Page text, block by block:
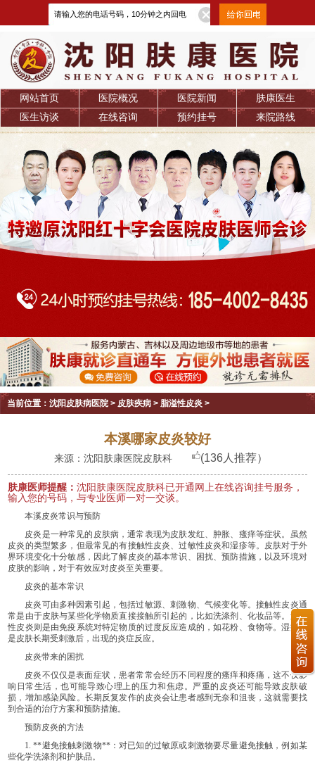
网站首页 医院概况 医院新闻
肤康医生
医生访谈
在线咨询 预约挂号 来院路线
当前位置： 沈阳皮肤病医院> 皮肤疾病> 脂溢性皮炎>
本溪哪家皮炎较好
来源：沈阳肤康医院皮肤科 (136人推荐）
肤康医师提醒：沈阳肤康医院皮肤科已开通网上在线咨询挂号服务，
输入您的号码，与专业医师一对一交谈。
本溪皮炎常识与预防
皮炎是一种常见的皮肤病，通常表现为皮肤发红、肿胀、瘙痒等症状。虽然
皮炎的类型繁多，但最常见的有接触性皮炎、过敏性皮炎和湿疹等。皮肤对于外
界环境变化十分敏感，因此了解皮炎的基本常识、困扰、预防措施，以及环境对
皮肤的影响，对于有效应对皮炎至关重要。
皮炎的基本常识
皮炎可由多种因素引起，包括过敏源、刺激物、气候变化等。接触性皮炎通
常是由于皮肤与某些化学物质直接接触所引起的，比如洗涤剂、化妆品等。过敏
性皮炎则是由免疫系统对特定物质的过度反应造成的，如花粉、食物等。湿疹则
是皮肤长期受刺激后，出现的炎症反应。
皮炎带来的困扰
皮炎不仅仅是表面症状，患者常常会经历不同程度的瘙痒和疼痛，这不仅影
响日常生活，也可能导致心理上的压力和焦虑。严重的皮炎还可能导致皮肤破
损，增加感染风险。长期反复发作的皮炎会让患者感到无奈和沮丧，这就需要找
到合适的治疗方案和预防措施。
预防皮炎的方法
1. **避免接触刺激物**：对已知的过敏原或刺激物要尽量避免接触，例如某
些化学洗涤剂和护肤品。